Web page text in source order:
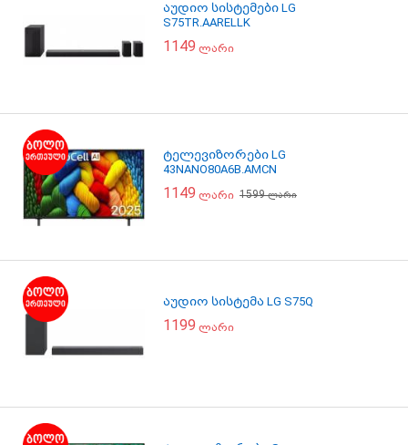
აუდიო სისტემები LG
S75TR.AARELLK
1149 ლარი
ტელევიზორები LG
43NANO80A6B.AMCN
1149 ლარი 1599ლარი
აუდიო სისტემა LG S75Q
1199 ლარი